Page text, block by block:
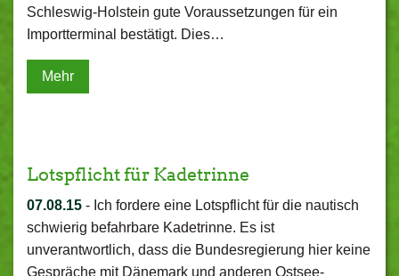
Schleswig-Holstein gute Voraussetzungen für ein
Importterminal bestätigt. Dies…
Mehr
Lotspflicht für Kadetrinne
07.08.15 - Ich fordere eine Lotspflicht für die nautisch
schwierig befahrbare Kadetrinne. Es ist
unverantwortlich, dass die Bundesregierung hier keine
Gespräche mit Dänemark und anderen Ostsee-